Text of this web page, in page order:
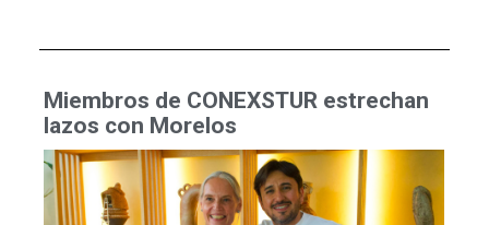
Miembros de CONEXSTUR estrechan
lazos con Morelos